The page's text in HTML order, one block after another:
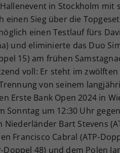
in Stockholm mit
einen Sieg über die
einen Testlauf fürs
und eliminierte das Duo
15) am frühen
voll: Er steht im zwölften
von seinem
Erste Bank Open 2024 in
Sonntag um 12:30 Uhr
Niederländer Bart Stevens
Francisco Cabral (ATP-
Doppel 48) und dem Polen